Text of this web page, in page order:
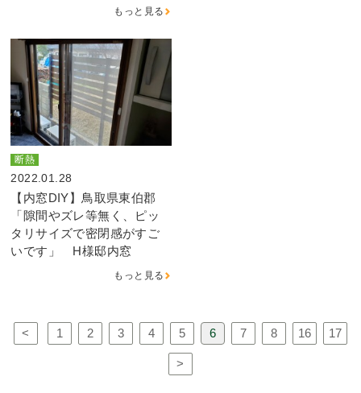
もっと見る
断熱
2022.01.28
【内窓DIY】鳥取県東伯郡
「隙間やズレ等無く、ピッ
タリサイズで密閉感がすご
いです」 H様邸内窓
もっと見る
< 1 2 3 4 5 6 7 8 16 17
>